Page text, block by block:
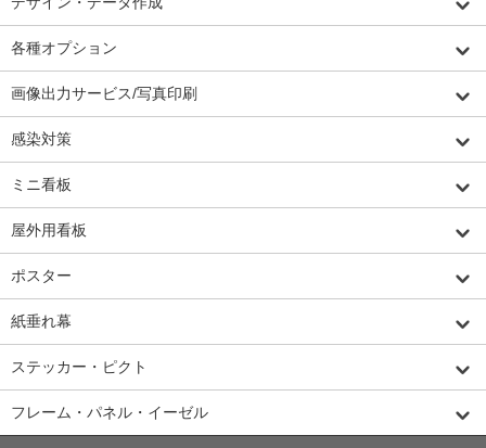
各種オプション
画像出力サービス/写真印刷
感染対策
ミニ看板
屋外用看板
ポスター
紙垂れ幕
ステッカー・ピクト
フレーム・パネル・イーゼル